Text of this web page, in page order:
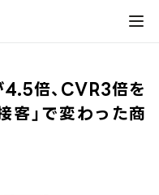
倍、CVR3倍を
客」で変わった商